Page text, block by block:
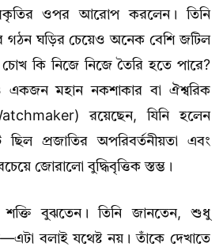
ওপর আরোপ করলেন। তিনি
গঠন ঘড়ির চেয়েও অনেক বেশি জটিল
কি নিজে নিজে তৈরি হতে পারে?
একজন মহান নকশাকার বা ঐশ্বরিক
রয়েছেন, যিনি হলেন
ছিল প্রজাতির অপরিবর্তনীয়তা এবং
জোরালো বুদ্ধিবৃত্তিক স্তম্ভ।
বুঝতেন। তিনি জানতেন, শুধু
বলাই যথেষ্ট নয়। তাঁকে দেখাতে